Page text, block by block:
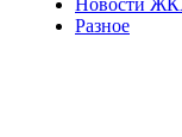
Новости
Разное